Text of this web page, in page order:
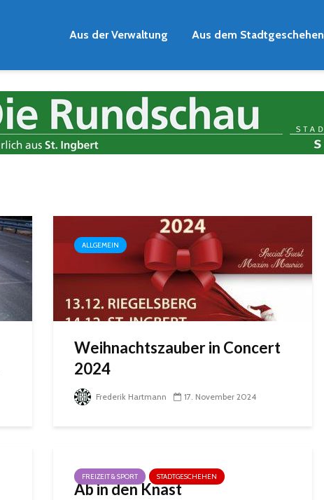
Aus der Verwaltung Aus dem Stadtgeschehen
ALLGEMEIN
Weihnachtszauber in Concert
2024
Frederik Hartmann 17. November 2024
FREIZEIT & SPORT STADTGESCHEHEN
Ab in den Knast